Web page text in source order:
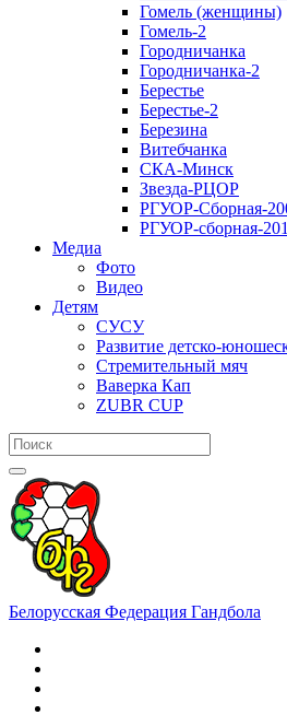
Гомель (женщины)
Гомель-2
Городничанка
Городничанка-2
Берестье
Берестье-2
Березина
Витебчанка
СКА-Минск
Звезда-РЦОР
РГУОР-Сборная-
РГУОР-сборная-
Медиа
Фото
Видео
Детям
СУСУ
Развитие детско-
Стремительный мяч
Ваверка Кап
ZUBR CUP
Белорусская Федерация Гандбола